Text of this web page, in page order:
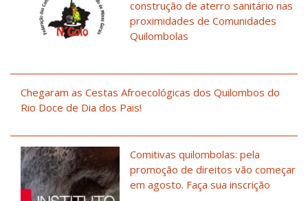
construção de aterro sanitário nas
proximidades de Comunidades
Quilombolas
Chegaram as Cestas Afroecológicas dos Quilombos do
Rio Doce de Dia dos Pais!
Comitivas quilombolas: pela
promoção de direitos vão começar
em agosto. Faça sua inscrição